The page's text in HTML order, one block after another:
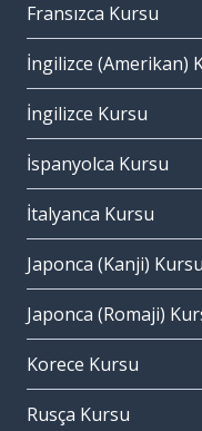
Fransızca Kursu
İngilizce (Amerikan)
İngilizce Kursu
İspanyolca Kursu
İtalyanca Kursu
Japonca (Kanji) Kursu
Japonca (Romaji)
Korece Kursu
Rusça Kursu